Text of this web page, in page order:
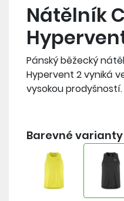
Nátělník
Pánský běžecký
Hypervent 2 vyniká
vysokou prodyšností.
elastan
- velmi nízká gramáž
- perforovaný zadní
- lepený okraj límce
Barevné varianty